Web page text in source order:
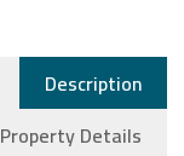
Description
Property Details